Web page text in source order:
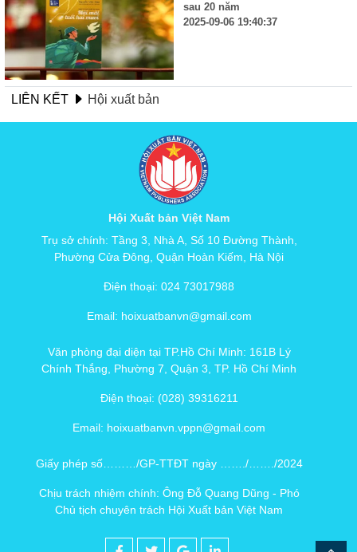
sau 20 năm
2025-09-06 19:40:37
LIÊN KẾT Hội xuất bản
Hội Xuất bản Việt Nam
Trụ sở chính: Tầng 3, Nhà A, Số 10 Đường Thành,
Phường Cửa Đông, Quận Hoàn Kiếm, Hà Nội
Điện thoại: 024 73017988
Email: hoixuatbanvn@gmail.com
Văn phòng đại diện tại TP.Hồ Chí Minh: 161B Lý
Chính Thắng, Phường 7, Quận 3, TP. Hồ Chí Minh
Điện thoại: (028) 39316211
Email: hoixuatbanvn.vppn@gmail.com
Giấy phép số………/GP-TTĐT ngày ……./……./2024
Chịu trách nhiệm chính: Ông Đỗ Quang Dũng - Phó
Chủ tịch chuyên trách Hội Xuất bản Việt Nam